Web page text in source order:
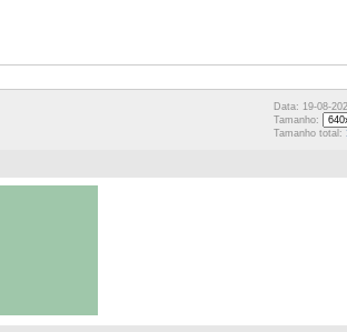
Data: 19-08-
Tamanho:
Tamanho total: